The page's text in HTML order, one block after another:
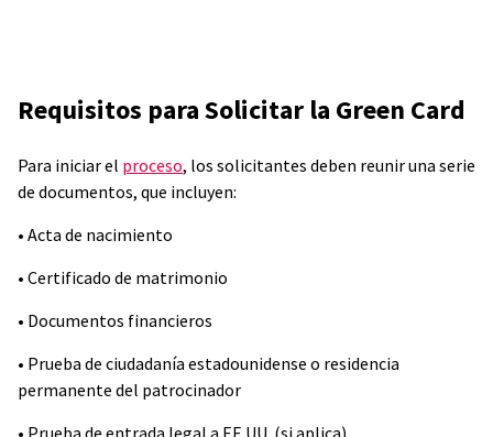
Requisitos para Solicitar la Green Card
Para iniciar el proceso, los solicitantes deben reunir una serie
de documentos, que incluyen:
• Acta de nacimiento
• Certificado de matrimonio
• Documentos financieros
• Prueba de ciudadanía estadounidense o residencia
permanente del patrocinador
• Prueba de entrada legal a EE.UU. (si aplica)